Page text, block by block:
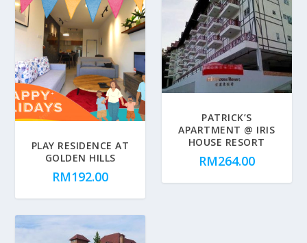
PLAY RESIDENCE AT
GOLDEN HILLS
RM192.00
PATRICK’S
APARTMENT @ IRIS
HOUSE RESORT
RM264.00